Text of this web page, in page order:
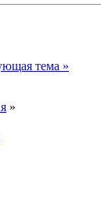
тема »
»